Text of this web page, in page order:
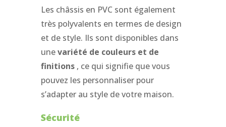
Les châssis en PVC sont également
très polyvalents en termes de design
et de style. Ils sont disponibles dans
unevariété de couleurs et de
finitions, ce qui signifie que vous
pouvez les personnaliser pour
s’adapter au style de votre maison.
Sécurité